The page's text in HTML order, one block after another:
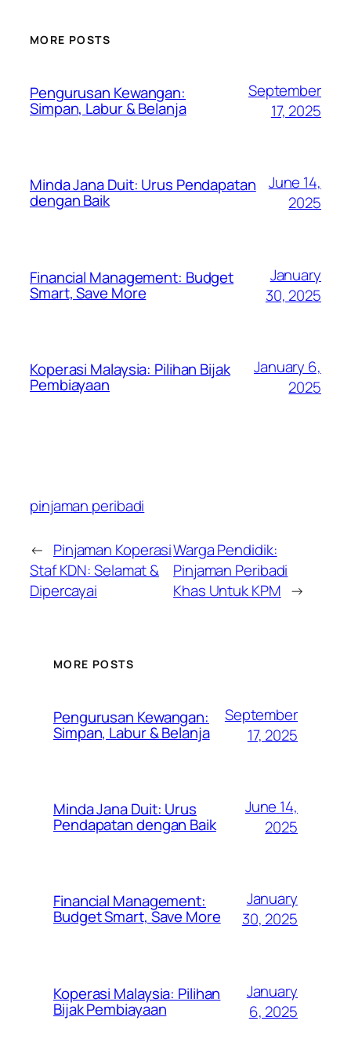
MORE POSTS
Pengurusan Kewangan:
Simpan, Labur & Belanja
September
17, 2025
Minda Jana Duit: Urus Pendapatan
dengan Baik
June 14,
2025
Financial Management: Budget
Smart, Save More
January
30, 2025
Koperasi Malaysia: Pilihan Bijak
Pembiayaan
January 6,
2025
pinjaman peribadi
← Pinjaman Koperasi
Staf KDN: Selamat &
Dipercayai
Warga Pendidik:
Pinjaman Peribadi
Khas Untuk KPM →
MORE POSTS
Pengurusan Kewangan:
Simpan, Labur & Belanja
September
17, 2025
Minda Jana Duit: Urus
Pendapatan dengan Baik
June 14,
2025
Financial Management:
Budget Smart, Save More
January
30, 2025
Koperasi Malaysia: Pilihan
Bijak Pembiayaan
January
6, 2025